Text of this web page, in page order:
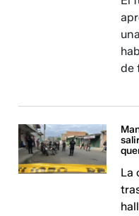
de
La